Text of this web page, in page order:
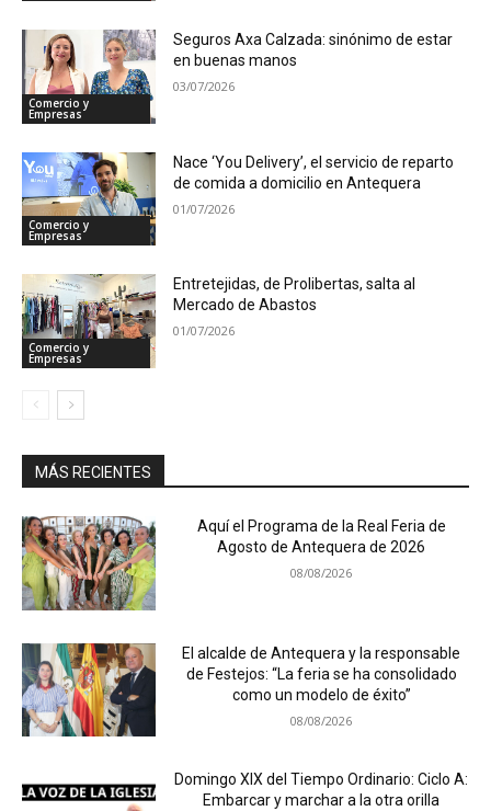
Comercio y
Empresas
Seguros Axa Calzada: sinónimo de estar
en buenas manos
03/07/2026
Comercio y
Empresas
Nace ‘You Delivery’, el servicio de reparto
de comida a domicilio en Antequera
01/07/2026
Comercio y
Empresas
Entretejidas, de Prolibertas, salta al
Mercado de Abastos
01/07/2026
MÁS RECIENTES
Aquí el Programa de la Real Feria de
Agosto de Antequera de 2026
08/08/2026
El alcalde de Antequera y la responsable
de Festejos: “La feria se ha consolidado
como un modelo de éxito”
08/08/2026
Domingo XIX del Tiempo Ordinario: Ciclo A:
Embarcar y marchar a la otra orilla